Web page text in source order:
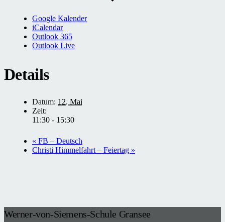
Google Kalender
iCalendar
Outlook 365
Outlook Live
Details
Datum: 12. Mai
Zeit:
11:30 - 15:30
« FB – Deutsch
Christi Himmelfahrt – Feiertag »
Werner-von-Siemens-Schule Gransee